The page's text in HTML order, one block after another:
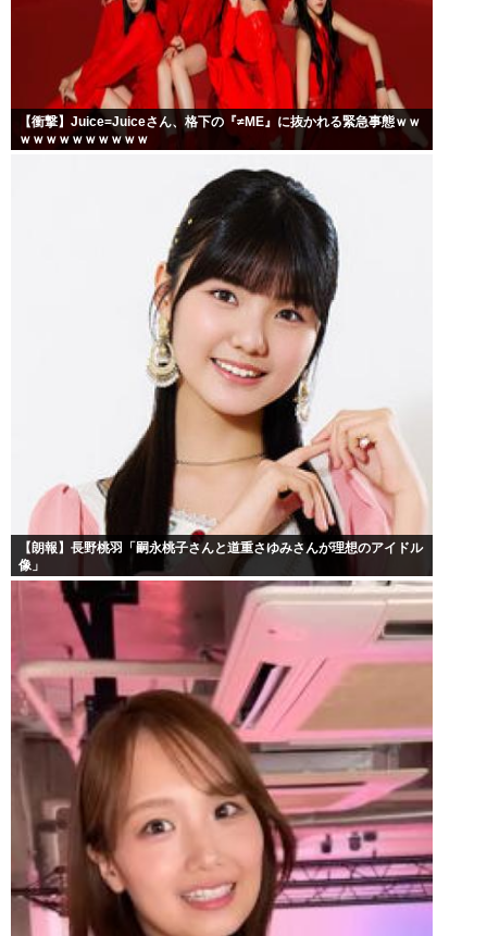
【衝撃】Juice=Juiceさん、格下の『≠ME』に抜かれる緊急事態ｗｗ
ｗｗｗｗｗｗｗｗｗｗ
【朗報】長野桃羽「嗣永桃子さんと道重さゆみさんが理想のアイドル
像」